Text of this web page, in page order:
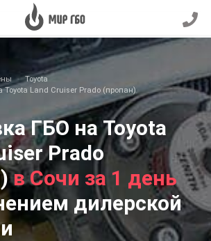
Toyota
Toyota Land Cruiser Prado (пропан)
ГБО на Toyota
Prado
в Сочи за 1 день
дилерской